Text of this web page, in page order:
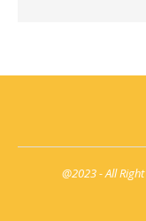
@2023 - All